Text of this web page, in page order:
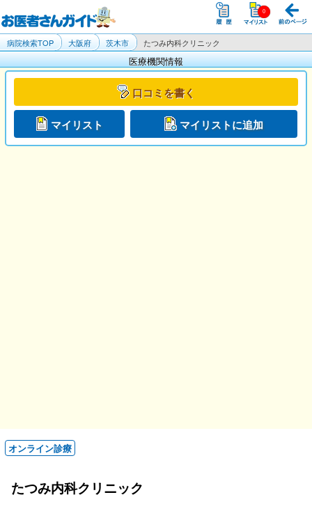
病院検索TOP 大阪府 茨木市 たつみ内科クリニック
医療機関情報
口コミを書く
マイリスト マイリストに追加
オンライン診療
たつみ内科クリニック